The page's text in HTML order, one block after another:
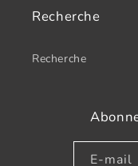
Recherche
Recherche
E-mail